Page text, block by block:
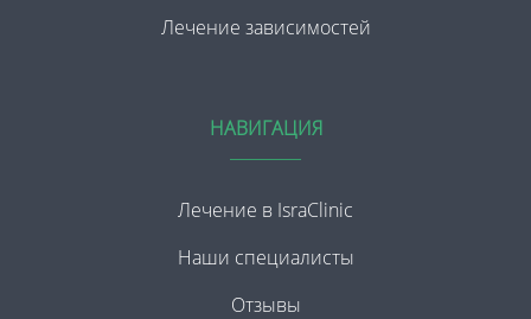
Лечение зависимостей
НАВИГАЦИЯ
Лечение в IsraClinic
Наши специалисты
Отзывы